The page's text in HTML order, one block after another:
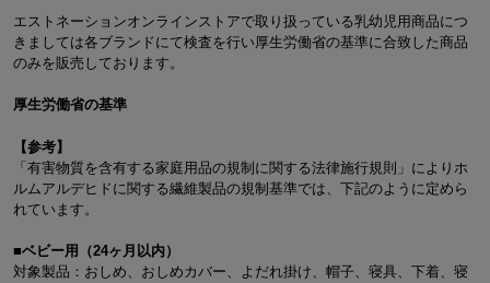
エストネーションオンラインストアで取り扱っている乳幼児用商品につ
きましては各ブランドにて検査を行い厚生労働省の基準に合致した商品
のみを販売しております。
厚生労働省の基準
【参考】
「有害物質を含有する家庭用品の規制に関する法律施行規則」によりホ
ルムアルデヒドに関する繊維製品の規制基準では、下記のように定めら
れています。
■ベビー用（24ヶ月以内）
対象製品：おしめ、おしめカバー、よだれ掛け、帽子、寝具、下着、寝